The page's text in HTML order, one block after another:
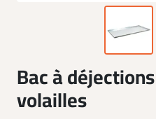
Bac à
volailles